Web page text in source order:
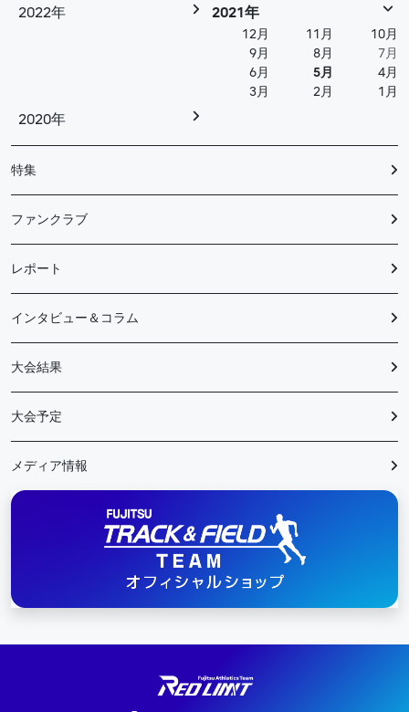
2022年
2021年
12月 11月
10月
9月
8月
7月
6月
5月
4月
3月
2月 1月
2020年
特集
ファンクラブ
レポート
インタビュー＆コラム
大会結果
大会予定
メディア情報